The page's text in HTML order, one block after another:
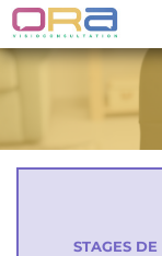
Skip
STAGES